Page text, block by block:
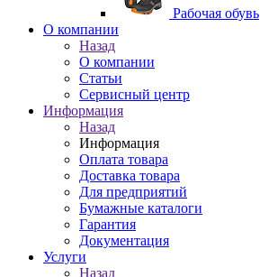
Рабочая обувь
O компании
Назад
O компании
Статьи
Сервисный центр
Информация
Назад
Информация
Оплата товара
Доставка товара
Для предприятий
Бумажные каталоги
Гарантия
Документация
Услуги
Назад